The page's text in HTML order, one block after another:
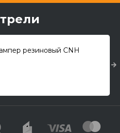
резиновый CNH